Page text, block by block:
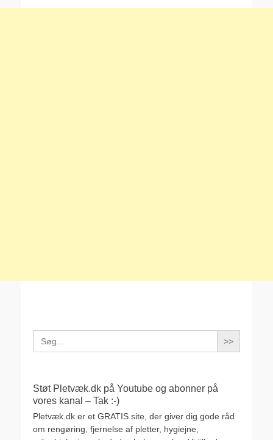
Search
for:
Støt Pletvæk.dk på Youtube og abonner på
vores kanal – Tak :-)
Pletvæk.dk er et GRATIS site, der giver dig gode råd
om rengøring, fjernelse af pletter, hygiejne,